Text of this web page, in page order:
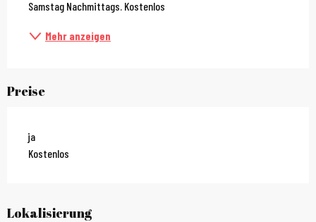
Samstag Nachmittags. Kostenlos
Mehr anzeigen
Preise
ja
Kostenlos
Lokalisierung